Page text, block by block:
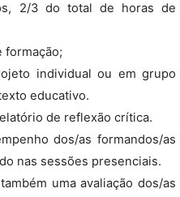
2/3 do total de horas de
formação;
individual ou em grupo
educativo.
de reflexão crítica.
dos/as formandos/as
nas sessões presenciais.
uma avaliação dos/as